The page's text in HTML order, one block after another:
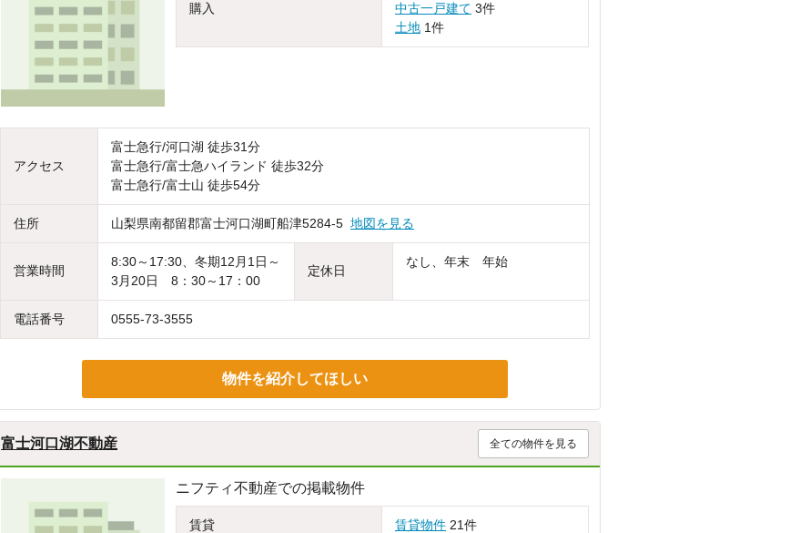
購入
中古一戸建て 3件
土地 1件
アクセス
富士急行/河口湖 徒歩31分
富士急行/富士急ハイランド 徒歩32分
富士急行/富士山 徒歩54分
住所 山梨県南都留郡富士河口湖町船津5284-5 地図を見る
営業時間
8:30～17:30、冬期12月1日～
3月20日 8：30～17：00
定休日
なし、年末 年始
電話番号 0555-73-3555
物件を紹介してほしい
富士河口湖不動産 全ての物件を見る
ニフティ不動産での掲載物件
賃貸 賃貸物件 21件